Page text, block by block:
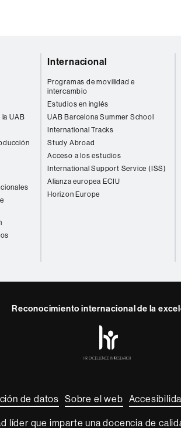
UAB
Internacional
Programas de movilidad e
intercambio
Estudios en inglés
UAB Barcelona Summer School
International Tracks
Study Abroad
Acceso a los estudios
International Support Service (ISS)
Alianza europea ECIU
Horizon Europe
Reconocimiento internacional de la
de datos Sobre el web
líder que imparte una docencia de